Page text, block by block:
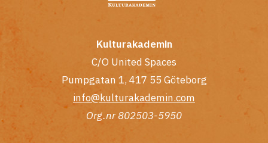
Kulturakademin
C/O United Spaces
Pumpgatan 1, 417 55 Göteborg
info@kulturakademin.com
Org.nr 802503-5950